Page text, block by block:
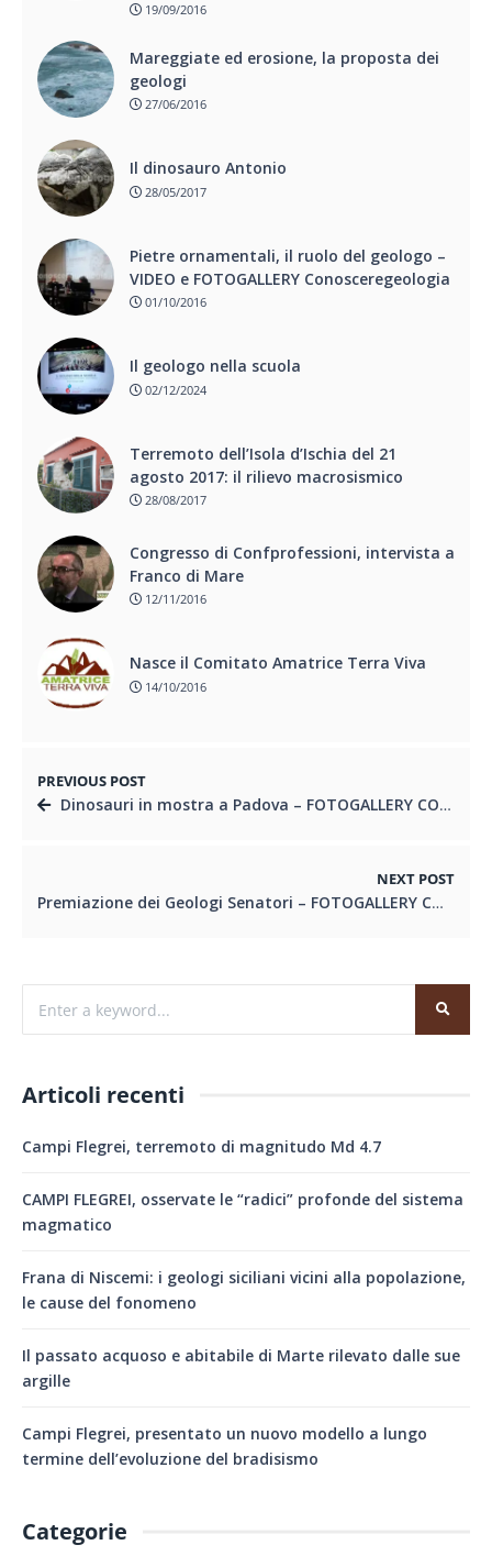
19/09/2016
Mareggiate ed erosione, la proposta dei
geologi
27/06/2016
Il dinosauro Antonio
28/05/2017
Pietre ornamentali, il ruolo del geologo –
VIDEO e FOTOGALLERY Conosceregeologia
01/10/2016
Il geologo nella scuola
02/12/2024
Terremoto dell’Isola d’Ischia del 21
agosto 2017: il rilievo macrosismico
28/08/2017
Congresso di Confprofessioni, intervista a
Franco di Mare
12/11/2016
Nasce il Comitato Amatrice Terra Viva
14/10/2016
PREVIOUS POST
Dinosauri in mostra a Padova – FOTOGALLERY CONOSCEREGEOLOGIA
NEXT POST
Premiazione dei Geologi Senatori – FOTOGALLERY CONOSCEREGEOLOGIA
Articoli recenti
Campi Flegrei, terremoto di magnitudo Md 4.7
CAMPI FLEGREI, osservate le “radici” profonde del sistema
magmatico
Frana di Niscemi: i geologi siciliani vicini alla popolazione,
le cause del fonomeno
Il passato acquoso e abitabile di Marte rilevato dalle sue
argille
Campi Flegrei, presentato un nuovo modello a lungo
termine dell’evoluzione del bradisismo
Categorie